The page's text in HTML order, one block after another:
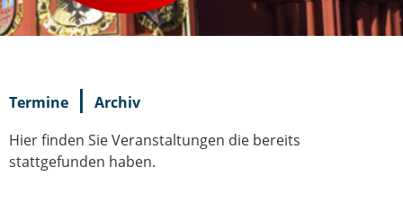
Termine | Archiv
Hier finden Sie Veranstaltungen die bereits
stattgefunden haben.